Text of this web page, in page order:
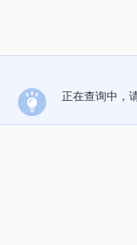
正在查询中，